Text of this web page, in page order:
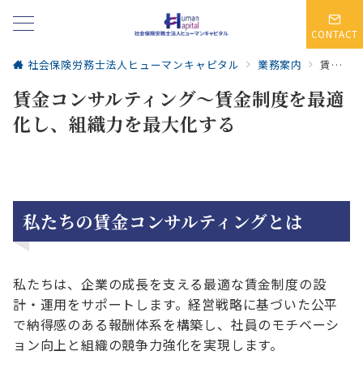
CONTACT
社会保険労務士法人ヒューマンキャピタル 業務案内 賃金コンサルティング～賃金制度を最適化し、組織力を最大化する
賃金コンサルティング～賃金制度を最適
化し、組織力を最大化する
私たちの賃金コンサルティングとは
私たちは、企業の成長を支える最適な賃金制度の設
計・運用をサポートします。経営戦略に基づいた公平
で納得感のある報酬体系を構築し、社員のモチベーシ
ョン向上と組織の競争力強化を実現します。